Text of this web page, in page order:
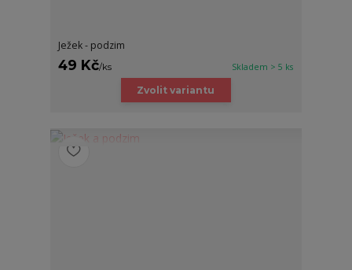
Ježek - podzim
49 Kč/ks Skladem > 5 ks
Zvolit variantu